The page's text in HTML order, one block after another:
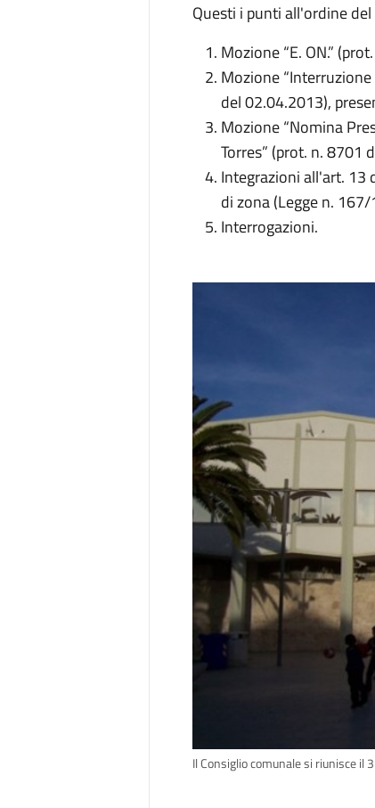
Questi i punti all'ordine
Mozione “E. ON.”
Mozione
del 02.04.2013),
Mozione “Nomina
Torres” (prot. n. 8701
Integrazioni all'art. 13
di zona (Legge n.
Interrogazioni.
Il Consiglio comunale si riunisce il